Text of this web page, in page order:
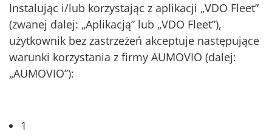
Instalując i/lub korzystając z aplikacji „VDO Fleet”
(zwanej dalej: „Aplikacją” lub „VDO Fleet”),
użytkownik bez zastrzeżeń akceptuje następujące
warunki korzystania z firmy AUMOVIO (dalej:
„AUMOVIO”):
1